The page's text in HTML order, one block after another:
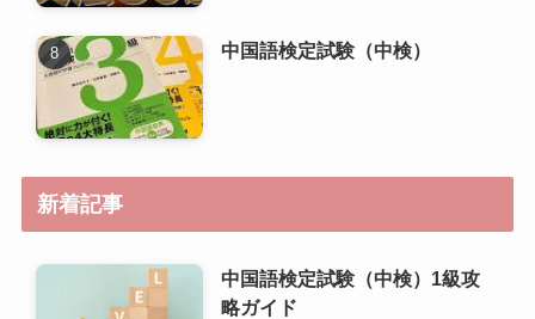
中国語検定試験（中検）
新着記事
中国語検定試験（中検）1級攻
略ガイド